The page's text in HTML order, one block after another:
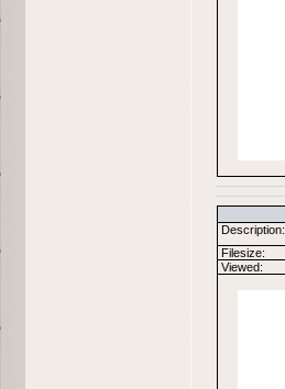
Description:
Filesize:
Viewed: